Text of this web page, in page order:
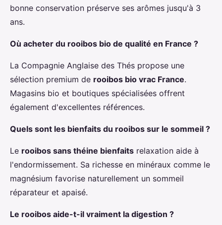
bonne conservation préserve ses arômes jusqu'à 3
ans.
Où acheter du rooibos bio de qualité en France ?
La Compagnie Anglaise des Thés propose une
sélection premium de rooibos bio vrac France.
Magasins bio et boutiques spécialisées offrent
également d'excellentes références.
Quels sont les bienfaits du rooibos sur le sommeil ?
Le rooibos sans théine bienfaits relaxation aide à
l'endormissement. Sa richesse en minéraux comme le
magnésium favorise naturellement un sommeil
réparateur et apaisé.
Le rooibos aide-t-il vraiment la digestion ?